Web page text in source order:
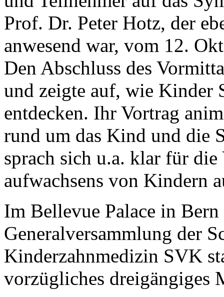
Prof. Dr. Peter Hotz, der
anwesend war, vom 12.
Den Abschluss des
und zeigte auf, wie Kinder
entdecken. Ihr Vortrag
rund um das Kind und die
sprach sich u.a. klar für
aufwachsens von Kindern
Im Bellevue Palace in
Generalversammlung der
Kinderzahnmedizin SVK
vorzügliches dreigängiges